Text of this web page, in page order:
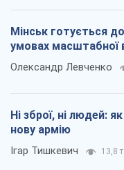
Мінськ готується
умовах масштабної
Олександр Левченко
Ні зброї, ні людей:
нову армію
Ігар Тишкевич 13,8 т.